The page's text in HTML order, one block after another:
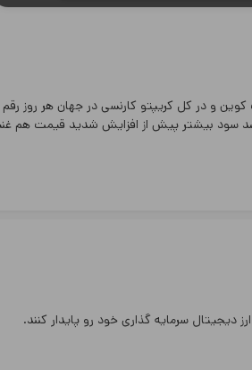
و در کل کریپتو کارنسی در جهان هر روز
سود بیشتر پیش از افزایش شدید قیمت هم
دیجیتال سرمایه گذاری خود رو پایدار کنند.